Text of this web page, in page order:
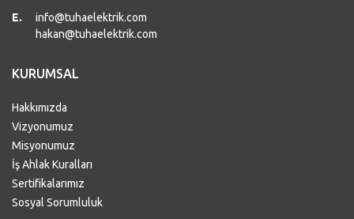
E.
info@tuhaelektrik.com
hakan@tuhaelektrik.com
KURUMSAL
Hakkımızda
Vizyonumuz
Misyonumuz
İş Ahlak Kuralları
Sertifikalarımız
Sosyal Sorumluluk